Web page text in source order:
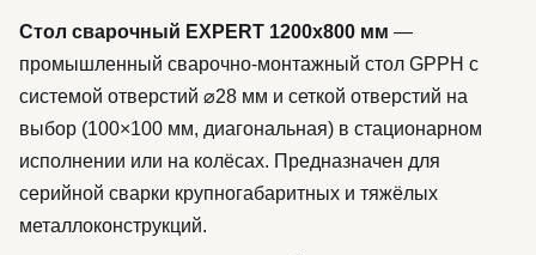
Стол сварочный EXPERT 1200x800 мм —
промышленный сварочно-монтажный стол GPPH с
системой отверстий ⌀28 мм и сеткой отверстий на
выбор (100×100 мм, диагональная) в стационарном
исполнении или на колёсах. Предназначен для
серийной сварки крупногабаритных и тяжёлых
металлоконструкций.